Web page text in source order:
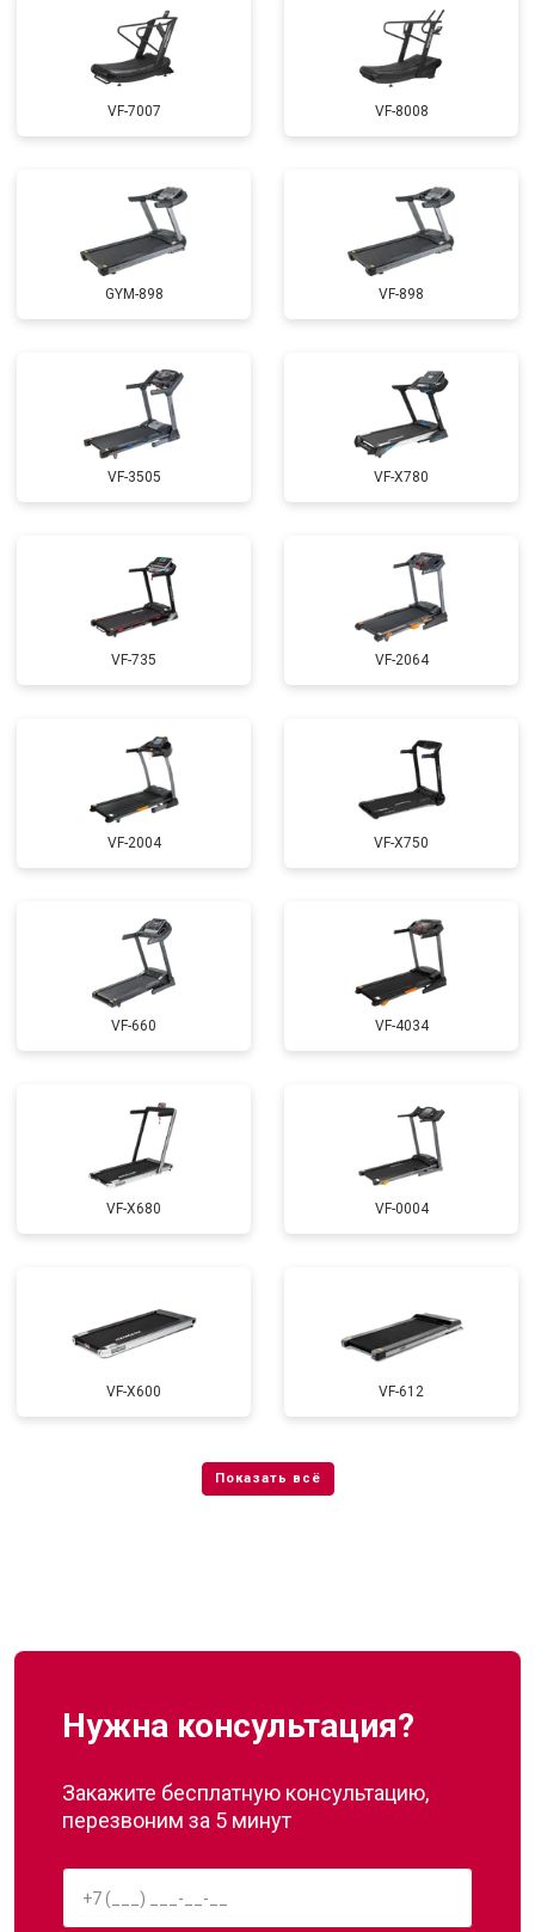
VF-7007 VF-8008
GYM-898 VF-898
VF-3505 VF-X780
VF-735 VF-2064
VF-2004 VF-X750
VF-660 VF-4034
VF-X680 VF-0004
VF-X600 VF-612
Нужна консультация?
Закажите бесплатную консультацию,
перезвоним за 5 минут